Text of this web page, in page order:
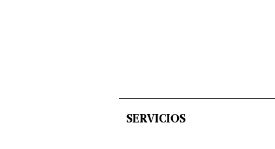
SERVICIOS